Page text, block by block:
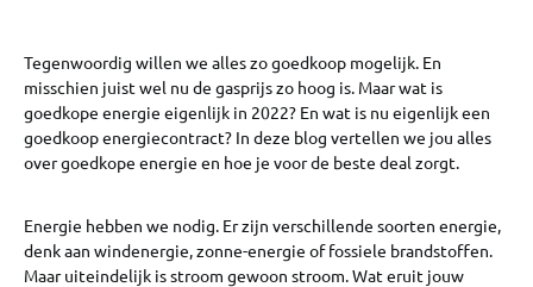
Tegenwoordig willen we alles zo goedkoop mogelijk. En
misschien juist wel nu de gasprijs zo hoog is. Maar wat is
goedkope energie eigenlijk in 2022? En wat is nu eigenlijk een
goedkoop energiecontract? In deze blog vertellen we jou alles
over goedkope energie en hoe je voor de beste deal zorgt.
Energie hebben we nodig. Er zijn verschillende soorten energie,
denk aan windenergie, zonne-energie of fossiele brandstoffen.
Maar uiteindelijk is stroom gewoon stroom. Wat eruit jouw